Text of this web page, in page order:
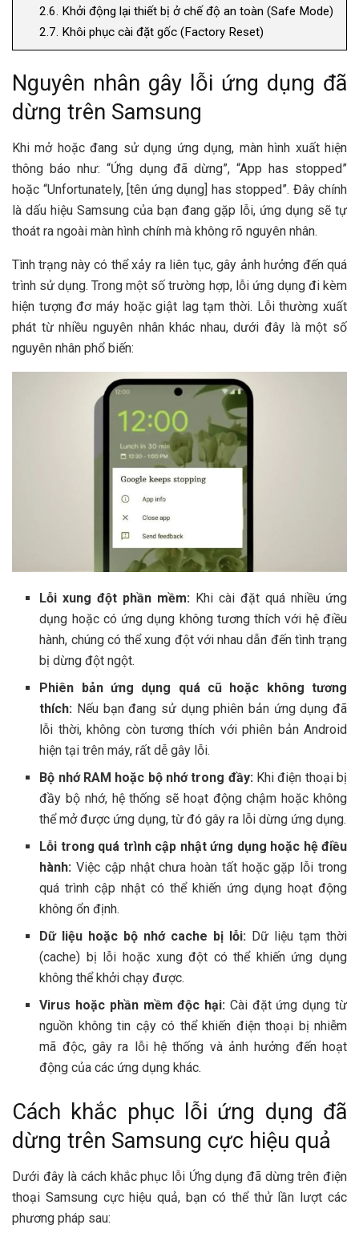
2.6. Khởi động lại thiết bị ở chế độ an toàn (Safe Mode)
2.7. Khôi phục cài đặt gốc (Factory Reset)
Nguyên nhân gây lỗi ứng dụng đã
dừng trên Samsung
Khi mở hoặc đang sử dụng ứng dụng, màn hình xuất hiện
thông báo như: “Ứng dụng đã dừng”, “App has stopped”
hoặc “Unfortunately, [tên ứng dụng] has stopped”. Đây chính
là dấu hiệu Samsung của bạn đang gặp lỗi, ứng dụng sẽ tự
thoát ra ngoài màn hình chính mà không rõ nguyên nhân.
Tình trạng này có thể xảy ra liên tục, gây ảnh hưởng đến quá
trình sử dụng. Trong một số trường hợp, lỗi ứng dụng đi kèm
hiện tượng đơ máy hoặc giật lag tạm thời. Lỗi thường xuất
phát từ nhiều nguyên nhân khác nhau, dưới đây là một số
nguyên nhân phổ biến:
Lỗi xung đột phần mềm: Khi cài đặt quá nhiều ứng
dụng hoặc có ứng dụng không tương thích với hệ điều
hành, chúng có thể xung đột với nhau dẫn đến tình trạng
bị dừng đột ngột.
Phiên bản ứng dụng quá cũ hoặc không tương
thích: Nếu bạn đang sử dụng phiên bản ứng dụng đã
lỗi thời, không còn tương thích với phiên bản Android
hiện tại trên máy, rất dễ gây lỗi.
Bộ nhớ RAM hoặc bộ nhớ trong đầy: Khi điện thoại bị
đầy bộ nhớ, hệ thống sẽ hoạt động chậm hoặc không
thể mở được ứng dụng, từ đó gây ra lỗi dừng ứng dụng.
Lỗi trong quá trình cập nhật ứng dụng hoặc hệ điều
hành:Việc cập nhật chưa hoàn tất hoặc gặp lỗi trong
quá trình cập nhật có thể khiến ứng dụng hoạt động
không ổn định.
Dữ liệu hoặc bộ nhớ cache bị lỗi: Dữ liệu tạm thời
(cache) bị lỗi hoặc xung đột có thể khiến ứng dụng
không thể khởi chạy được.
Virus hoặc phần mềm độc hại: Cài đặt ứng dụng từ
nguồn không tin cậy có thể khiến điện thoại bị nhiễm
mã độc, gây ra lỗi hệ thống và ảnh hưởng đến hoạt
động của các ứng dụng khác.
Cách khắc phục lỗi ứng dụng đã
dừng trên Samsung cực hiệu quả
Dưới đây là cách khắc phục lỗi Ứng dụng đã dừng trên điện
thoại Samsung cực hiệu quả, bạn có thể thử lần lượt các
phương pháp sau: